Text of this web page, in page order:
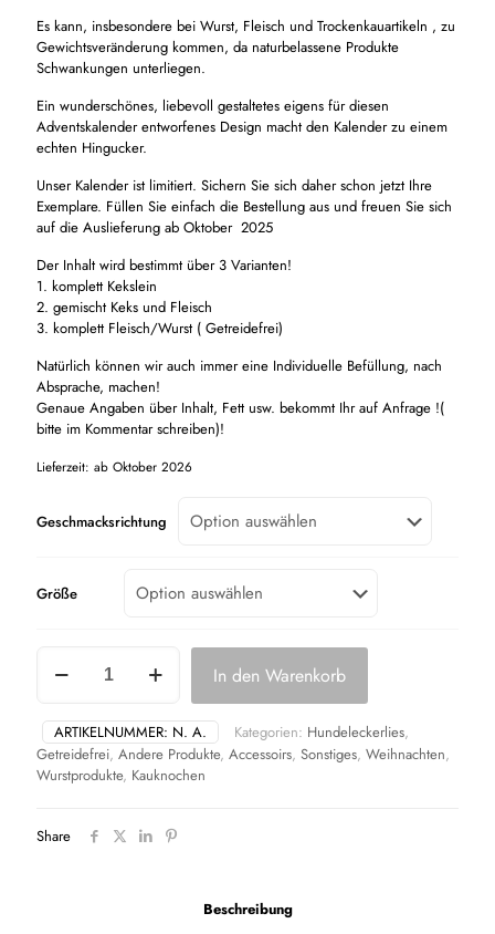
Es kann, insbesondere bei Wurst, Fleisch und Trockenkauartikeln , zu
Gewichtsveränderung kommen, da naturbelassene Produkte
Schwankungen unterliegen.
Ein wunderschönes, liebevoll gestaltetes eigens für diesen
Adventskalender entworfenes Design macht den Kalender zu einem
echten Hingucker.
Unser Kalender ist limitiert. Sichern Sie sich daher schon jetzt Ihre
Exemplare. Füllen Sie einfach die Bestellung aus und freuen Sie sich
auf die Auslieferung ab Oktober 2025
Der Inhalt wird bestimmt über 3 Varianten!
1. komplett Kekslein
2. gemischt Keks und Fleisch
3. komplett Fleisch/Wurst ( Getreidefrei)
Natürlich können wir auch immer eine Individuelle Befüllung, nach
Absprache, machen!
Genaue Angaben über Inhalt, Fett usw. bekommt Ihr auf Anfrage !(
bitte im Kommentar schreiben)!
Lieferzeit: ab Oktober 2026
Geschmacksrichtung
Größe
2026,
2
Größen
und
Recyclebar
In den Warenkorb
ARTIKELNUMMER: N. A. Kategorien: Hundeleckerlies,
Getreidefrei, Andere Produkte, Accessoirs, Sonstiges, Weihnachten,
Wurstprodukte, Kauknochen
Share
Beschreibung